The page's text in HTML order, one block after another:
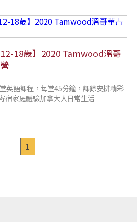
12-18歲】2020 Tamwood溫哥
英語課程，每堂45分鐘，課餘安排精彩
宿家庭體驗加拿大人日常生活
1